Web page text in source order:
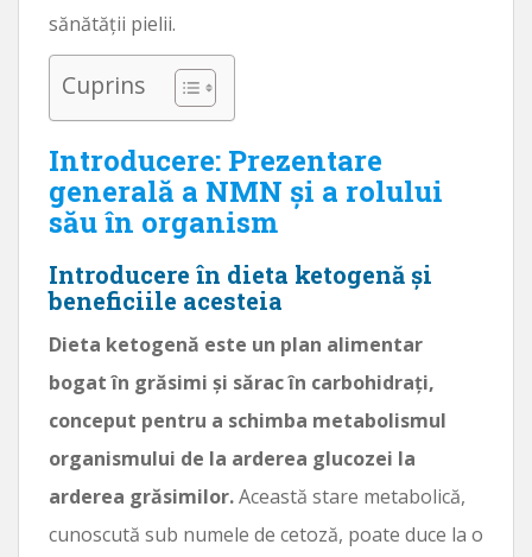
sănătății pielii.
Cuprins
Introducere: Prezentare
generală a NMN și a rolului
său în organism
Introducere în dieta ketogenă și
beneficiile acesteia
Dieta ketogenă este un plan alimentar
bogat în grăsimi și sărac în carbohidrați,
conceput pentru a schimba metabolismul
organismului de la arderea glucozei la
arderea grăsimilor.Această stare metabolică,
cunoscută sub numele de cetoză, poate duce la o